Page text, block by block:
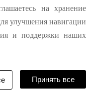
практическое
стальной
на хранение
улучшения навигации
и поддержки наших
Принять все